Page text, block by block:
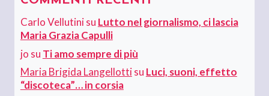
Carlo Vellutinisu Lutto nel giornalismo, ci lascia
Maria Grazia Capulli
jo su Ti amo sempre di più
Maria Brigida Langellottisu Luci, suoni, effetto
“discoteca”… in corsia